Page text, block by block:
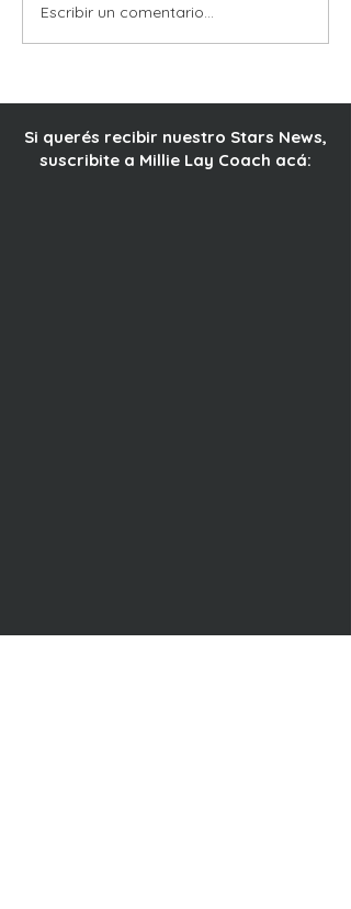
ENTRE LINEAS Y
Escribir un comentario...
Si querés recibir nuestro Stars News,
suscribite a Millie Lay Coach acá: